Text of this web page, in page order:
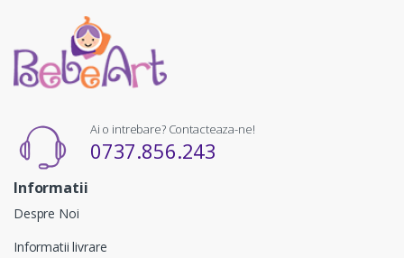
Ai o intrebare? Contacteaza-ne!
0737.856.243
Informatii
Despre Noi
Informatii livrare